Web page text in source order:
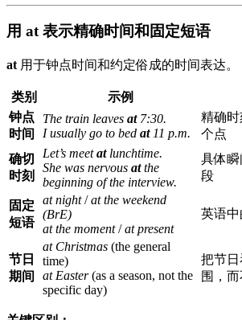
用 at 表示精确时间和固定短语
at 用于钟点时间和约定俗成的时间表达。
类别 示例
钟点
时间
The train leaves at7:30.
I usually go to bed at11 p.m.
精确
个点
确切
时刻
Let’s meetatlunchtime.
She was nervous atthe
beginning of the interview.
具体
段
固定
短语
at night/at the weekend
(BrE)
at the moment/at present
英语
节日
期间
at Christmas (the general
time)
at Easter(as a season, not the
specific day)
把节
围，